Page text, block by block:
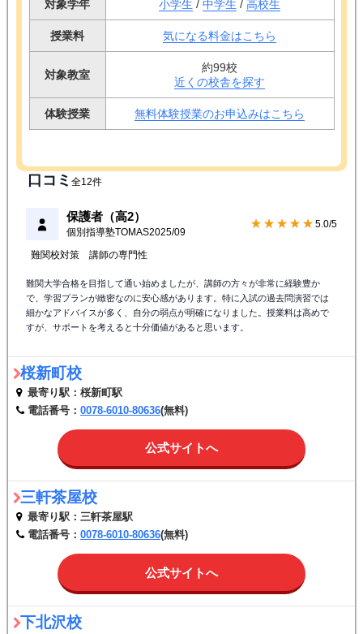
対象学年 小学生 / 中学生 / 高校生
授業料 気になる料金はこちら
対象教室
約99校
近くの校舎を探す
体験授業 無料体験授業のお申込みはこちら
口コミ 全12件
保護者（高2）
個別指導塾TOMAS2025/09
★★★★★ 5.0/5
難関校対策 講師の専門性
難関大学合格を目指して通い始めましたが、講師の方々が非常に経験豊か
で、学習プランが緻密なのに安心感があります。特に入試の過去問演習では
細かなアドバイスが多く、自分の弱点が明確になりました。授業料は高めで
すが、サポートを考えると十分価値があると思います。
桜新町校
最寄り駅：桜新町駅
電話番号： 0078-6010-80636(無料)
公式サイトへ
三軒茶屋校
最寄り駅：三軒茶屋駅
電話番号： 0078-6010-80636(無料)
公式サイトへ
下北沢校